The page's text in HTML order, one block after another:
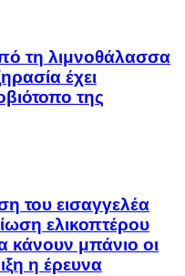
τη λιμνοθάλασσα
έχει
της
του εισαγγελέα
ελικοπτέρου
κάνουν μπάνιο οι
η έρευνα